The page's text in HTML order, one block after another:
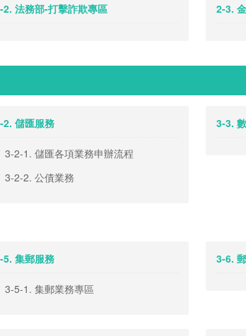
2. 法務部-打擊詐欺專區 2-3.
2. 儲匯服務
3-2-1. 儲匯各項業務申辦流程
3-2-2. 公債業務
3-3.
5. 集郵服務
3-5-1. 集郵業務專區
3-6.